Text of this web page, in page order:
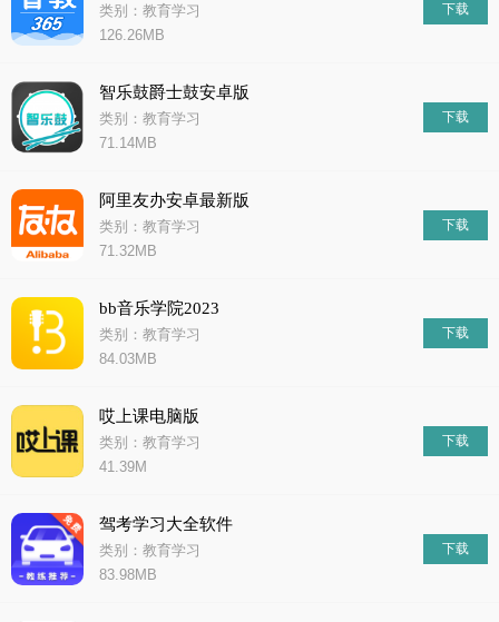
类别：教育学习
126.26MB
下载
智乐鼓爵士鼓安卓版
类别：教育学习
71.14MB
下载
阿里友办安卓最新版
类别：教育学习
71.32MB
下载
bb音乐学院2023
类别：教育学习
84.03MB
下载
哎上课电脑版
类别：教育学习
41.39M
下载
驾考学习大全软件
类别：教育学习
83.98MB
下载